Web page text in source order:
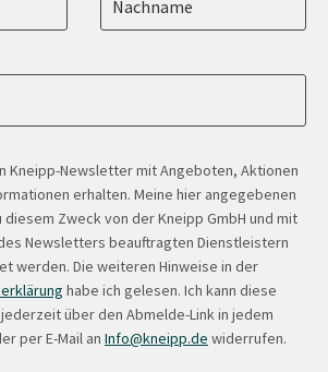
Nachname
Kneipp-Newsletter mit Angeboten, Aktionen
erhalten. Meine hier angegebenen
diesem Zweck von der Kneipp GmbH und mit
Newsletters beauftragten Dienstleistern
werden. Die weiteren Hinweise in der
habe ich gelesen. Ich kann diese
über den Abmelde-Link in jedem
per E-Mail an Info@kneipp.de widerrufen.